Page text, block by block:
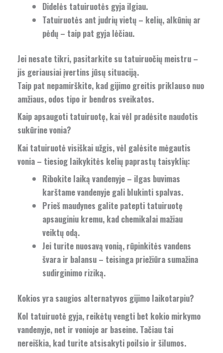
Didelės tatuiruotės gyja ilgiau.
Tatuiruotės ant judrių vietų – kelių, alkūnių ar
pėdų – taip pat gyja lėčiau.
Jei nesate tikri, pasitarkite su tatuiruočių meistru –
jis geriausiai įvertins jūsų situaciją.
Taip pat nepamirškite, kad gijimo greitis priklauso nuo
amžiaus, odos tipo ir bendros sveikatos.
Kaip apsaugoti tatuiruotę, kai vėl pradėsite naudotis
sukūrine vonia?
Kai tatuiruotė visiškai užgis, vėl galėsite mėgautis
vonia – tiesiog laikykitės kelių paprastų taisyklių:
Ribokite laiką vandenyje – ilgas buvimas
karštame vandenyje gali blukinti spalvas.
Prieš maudynes galite patepti tatuiruotę
apsauginiu kremu, kad chemikalai mažiau
veiktų odą.
Jei turite nuosavą vonią, rūpinkitės vandens
švara ir balansu – teisinga priežiūra sumažina
sudirginimo riziką.
Kokios yra saugios alternatyvos gijimo laikotarpiu?
Kol tatuiruotė gyja, reikėtų vengti bet kokio mirkymo
vandenyje, net ir vonioje ar baseine. Tačiau tai
nereiškia, kad turite atsisakyti poilsio ir šilumos.